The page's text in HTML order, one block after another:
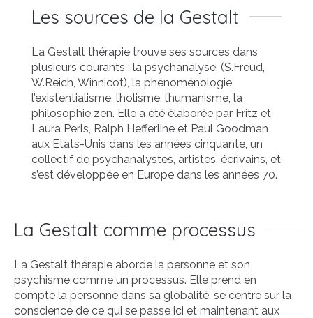
Les sources de la Gestalt
La Gestalt thérapie trouve ses sources dans
plusieurs courants : la psychanalyse, (S.Freud,
W.Reich, Winnicot), la phénoménologie,
l’existentialisme, l’holisme, l’humanisme, la
philosophie zen. Elle a été élaborée par Fritz et
Laura Perls, Ralph Hefferline et Paul Goodman
aux Etats-Unis dans les années cinquante, un
collectif de psychanalystes, artistes, écrivains, et
s’est développée en Europe dans les années 70.
La Gestalt comme processus
La Gestalt thérapie aborde la personne et son
psychisme comme un processus. Elle prend en
compte la personne dans sa globalité, se centre sur la
conscience de ce qui se passe ici et maintenant aux